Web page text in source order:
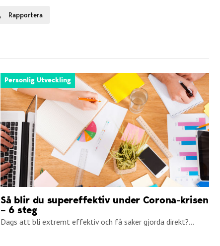
Rapportera
Personlig Utveckling
Så blir du supereffektiv under Corona-krisen
– 6 steg
Dags att bli extremt effektiv och få saker gjorda direkt?...